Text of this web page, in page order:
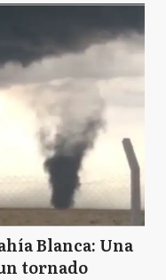
Blanca: Una
tornado